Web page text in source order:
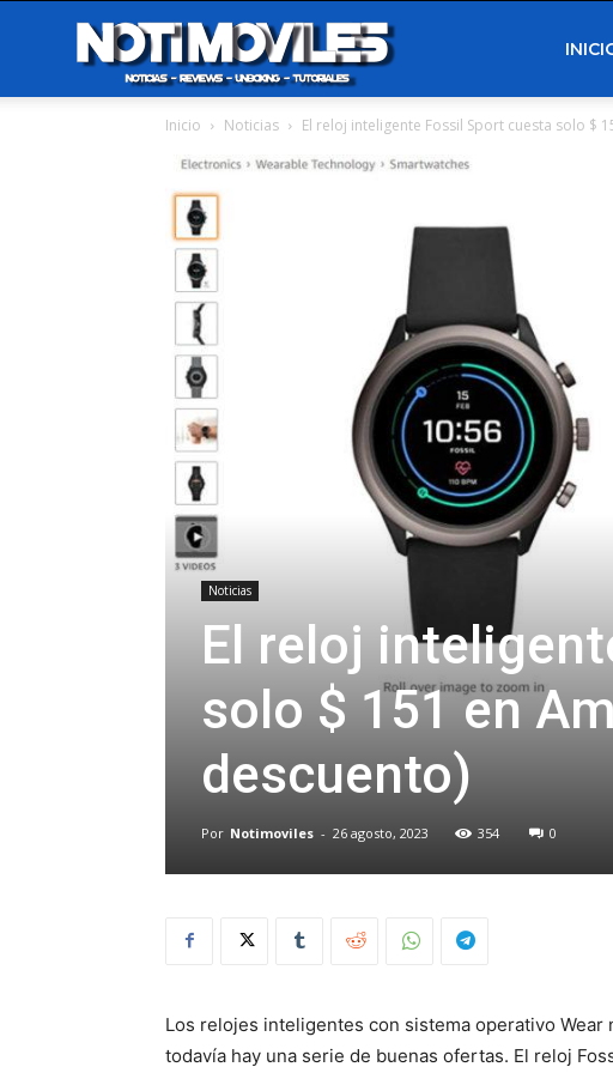
Inicio Noticias El reloj inteligente Fossil Sport cuesta solo $
Noticias
El reloj
solo $ 151 en
descuento)
Por Notimoviles - 26 agosto, 2023 354 0
Los relojes inteligentes con sistema operativo
todavía hay una serie de buenas ofertas. El reloj